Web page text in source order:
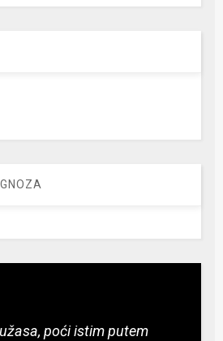
poći istim putem